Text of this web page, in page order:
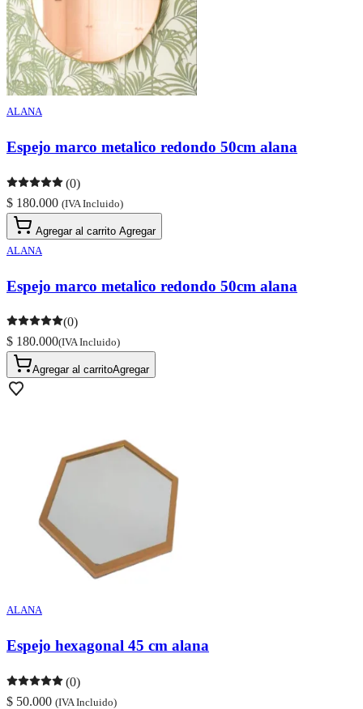
ALANA
Espejo marco metalico redondo 50cm alana
(0)
$ 180.000 (IVA Incluido)
Agregar al carrito Agregar
ALANA
Espejo marco metalico redondo 50cm alana
(0)
$ 180.000(IVA Incluido)
Agregar al carritoAgregar
ALANA
Espejo hexagonal 45 cm alana
(0)
$ 50.000 (IVA Incluido)